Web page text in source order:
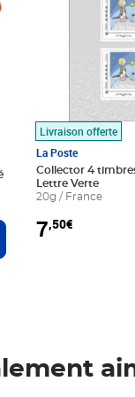
au panier
Livraison offerte
La Poste
Collector 4
Lettre Verte
20g / France
7,50€